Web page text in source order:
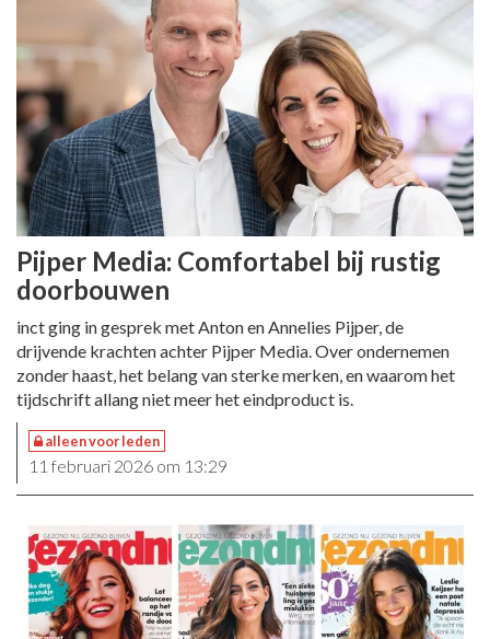
Pijper Media: Comfortabel bij rustig
doorbouwen
inct ging in gesprek met Anton en Annelies Pijper, de
drijvende krachten achter Pijper Media. Over ondernemen
zonder haast, het belang van sterke merken, en waarom het
tijdschrift allang niet meer het eindproduct is.
alleen voor leden
11 februari 2026 om 13:29